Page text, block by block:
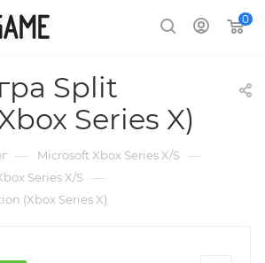
0
Split
Series X)
— Microsoft Xbox Series X/S —
Series X/S —
(Xbox Series X)